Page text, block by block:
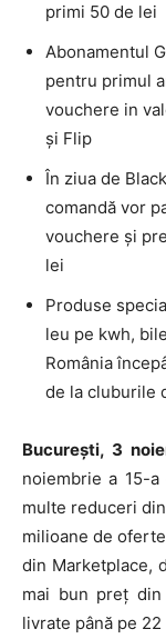
primi 50 de lei
Abonamentul
pentru primul
vouchere in
și Flip
În ziua de
comandă vor
vouchere și
lei
Produse
leu pe kwh,
România
de la cluburile
București, 3
noiembrie a 15-
multe reduceri
milioane de
din Marketplace,
mai bun preț din
livrate până pe